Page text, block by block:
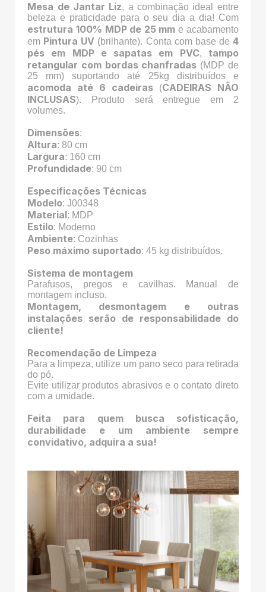
Mesa de Jantar Liz, a combinação ideal entre
beleza e praticidade para o seu dia a dia! Com
estrutura 100% MDP de 25 mme acabamento
em Pintura UV (brilhante). Conta com base de 4
pés em MDP e sapatas em PVC, tampo
retangular com bordas chanfradas (MDP de
25 mm) suportando até 25kg distribuídos e
acomoda até 6 cadeiras(CADEIRAS NÃO
INCLUSAS). Produto será entregue em 2
volumes.
Dimensões:
Altura: 80 cm
Largura: 160 cm
Profundidade: 90 cm
Especificações Técnicas
Modelo: J00348
Material: MDP
Estilo: Moderno
Ambiente: Cozinhas
Peso máximo suportado: 45 kg distribuídos.
Sistema de montagem
Parafusos, pregos e cavilhas. Manual de
montagem incluso.
Montagem, desmontagem e outras
instalações serão de responsabilidade do
cliente!
Recomendação de Limpeza
Para a limpeza, utilize um pano seco para retirada
do pó.
Evite utilizar produtos abrasivos e o contato direto
com a umidade.
Feita para quem busca sofisticação,
durabilidade e um ambiente sempre
convidativo, adquira a sua!